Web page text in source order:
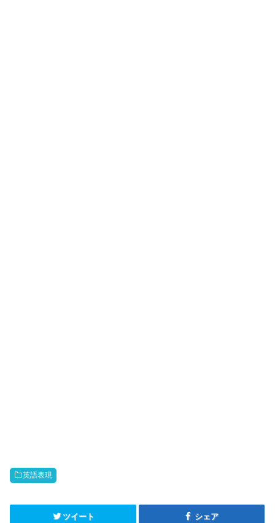
英語表現
ツイート シェア